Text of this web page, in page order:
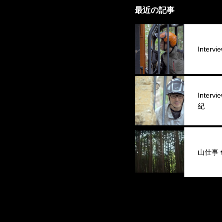
最近の記事
紀
山仕事